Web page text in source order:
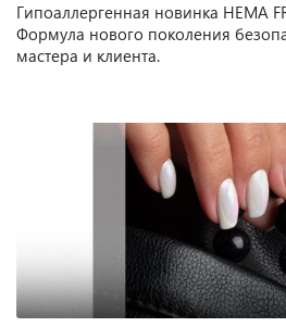
Гипоаллергенная новинка HEMA
Формула нового поколения
мастера и клиента.